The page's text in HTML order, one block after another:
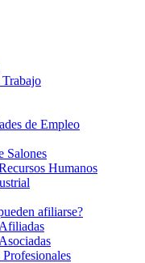
de Empleo
Salones
Humanos
afiliarse?